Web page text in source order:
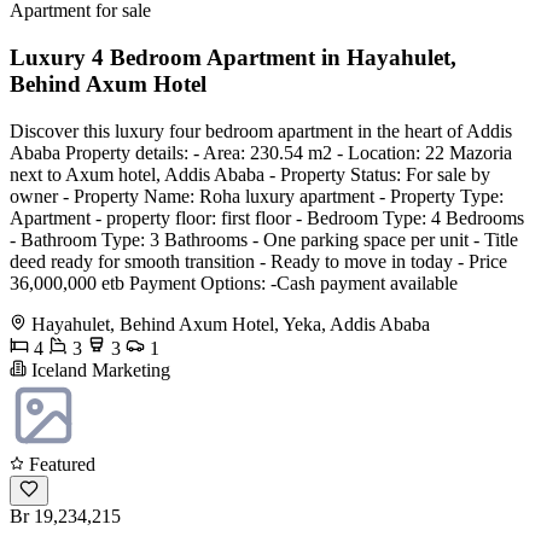
Apartment for sale
Luxury 4 Bedroom Apartment in Hayahulet,
Behind Axum Hotel
Discover this luxury four bedroom apartment in the heart of Addis
Ababa Property details: - Area: 230.54 m2 - Location: 22 Mazoria
next to Axum hotel, Addis Ababa - Property Status: For sale by
owner - Property Name: Roha luxury apartment - Property Type:
Apartment - property floor: first floor - Bedroom Type: 4 Bedrooms
- Bathroom Type: 3 Bathrooms - One parking space per unit - Title
deed ready for smooth transition - Ready to move in today - Price
36,000,000 etb Payment Options: -Cash payment available
Hayahulet, Behind Axum Hotel, Yeka, Addis Ababa
4
3 3
1
Iceland Marketing
Featured
Br 19,234,215